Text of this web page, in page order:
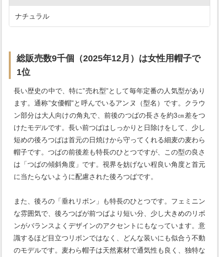
ナチュラル
総販売数9千個（2025年12月）は女性用帽子で
1位
長い歴史の中で、特に”売れ型”として毎年定番の人気型があり
ます。通称”女優帽”と呼んでいるアンヌ（型名）です。クラウ
ン部分は大人向けの角丸で、前後のつばの長さを約3㎝差をつ
けたモデルです。長い前つばはしっかりと日除けをして、少し
短めの後ろつばは首元の日焼けから守ってくれる細麦の麦わら
帽子です。つばの前後差も特長のひとつですが、この型の良さ
は「つばの傾斜角度」です。視界を妨げない程良い角度と首元
に当たらないように配慮された後ろつばです。
また、後ろの「垂れリボン」も特長のひとつです。フェミニン
な雰囲気で、後ろつばが前つばより短い分、少し大きめのリボ
ンがバランスよくデザインのアクセントにもなっています。意
識するほど目立つリボンではなく、どんな装いにも似合う不動
のモデルです。麦わら帽子は天然素材で通気性も良く、独特な